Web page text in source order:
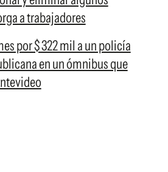
a trabajadores
por $ 322 mil a un policía
en un ómnibus que